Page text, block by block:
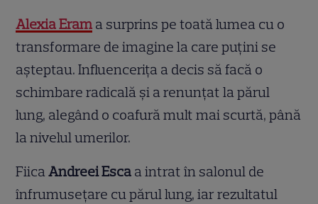
Alexia Eram a surprins pe toată lumea cu o
transformare de imagine la care puțini se
așteptau. Influencerița a decis să facă o
schimbare radicală și a renunțat la părul
lung, alegând o coafură mult mai scurtă, până
la nivelul umerilor.
FiicaAndreei Esca a intrat în salonul de
înfrumusețare cu părul lung, iar rezultatul